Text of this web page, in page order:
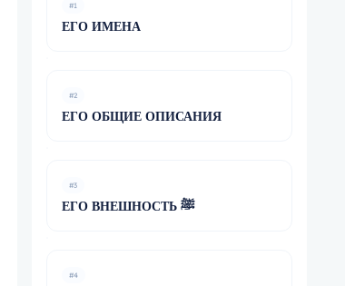
#1
ЕГО ИМЕНА
#2
ЕГО ОБЩИЕ ОПИСАНИЯ
#3
ЕГО ВНЕШНОСТЬ ﷺ
#4